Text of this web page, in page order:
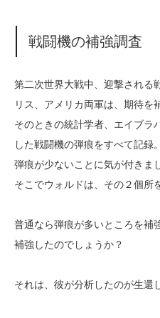
戦闘機の補強調査
第二次世界大戦中、迎撃される
リス、アメリカ両軍は、期待を
そのときの統計学者、エイブラ
した戦闘機の弾痕をすべて記録
弾痕が少ないことに気が付きま
そこでウォルドは、その２個所
普通なら弾痕が多いところを補
補強したのでしょうか？
それは、彼が分析したのが生還